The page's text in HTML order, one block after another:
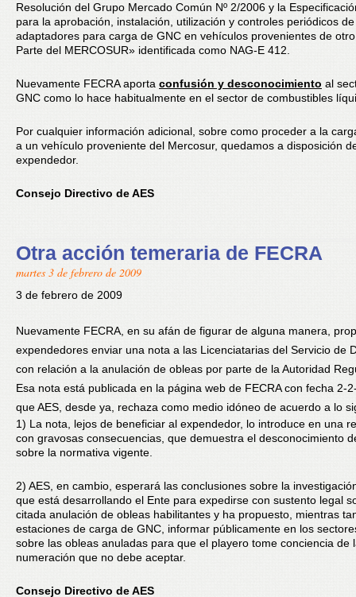
Resolución del Grupo Mercado Común Nº 2/2006 y la
para la aprobación, instalación, utilización y controles periódicos de
adaptadores para carga de GNC en vehículos provenientes de
Parte del MERCOSUR» identificada como NAG-E 412.
Nuevamente FECRA aporta confusión y desconocimiento al
GNC como lo hace habitualmente en el sector de combustibles
Por cualquier información adicional, sobre como proceder a la
a un vehículo proveniente del Mercosur, quedamos a disposición
expendedor.
Consejo Directivo de AES
Otra acción temeraria de FECRA
martes 3 de febrero de 2009
3 de febrero de 2009
Nuevamente FECRA, en su afán de figurar de alguna manera,
expendedores enviar una nota a las Licenciatarias del Servicio de
con relación a la anulación de obleas por parte de la Autoridad
Esa nota está publicada en la página web de FECRA con fecha 2-
que AES, desde ya, rechaza como medio idóneo de acuerdo a lo
1) La nota, lejos de beneficiar al expendedor, lo introduce en una
con gravosas consecuencias, que demuestra el desconocimiento
sobre la normativa vigente.
2) AES, en cambio, esperará las conclusiones sobre la
que está desarrollando el Ente para expedirse con sustento legal
citada anulación de obleas habilitantes y ha propuesto, mientras
estaciones de carga de GNC, informar públicamente en los
sobre las obleas anuladas para que el playero tome conciencia de
numeración que no debe aceptar.
Consejo Directivo de AES